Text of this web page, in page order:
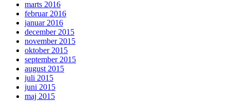
marts 2016
februar 2016
januar 2016
december 2015
november 2015
oktober 2015
september 2015
august 2015
juli 2015
juni 2015
maj 2015